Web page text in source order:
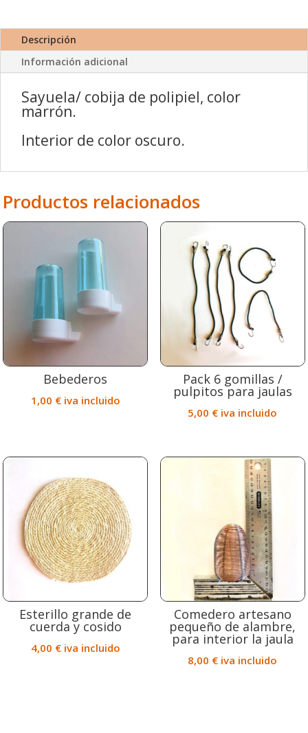
marrón
cantidad
Descripción
Información adicional
Sayuela/ cobija de polipiel, color
marrón.
Interior de color oscuro.
Productos relacionados
Bebederos
1,00 € iva incluido
Pack 6 gomillas /
pulpitos para jaulas
5,00 € iva incluido
Esterillo grande de
cuerda y cosido
4,00 € iva incluido
Comedero artesano
pequeño de alambre,
para interior la jaula
8,00 € iva incluido